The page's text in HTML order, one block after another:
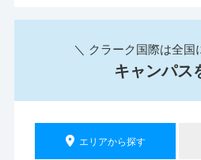
＼ クラーク国際は全国
キャンパス
エリアから探す